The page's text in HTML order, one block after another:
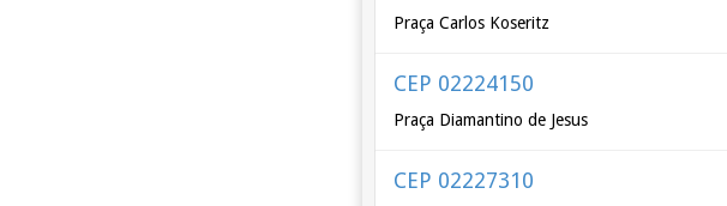
Praça Carlos Koseritz
CEP 02224150
Praça Diamantino de Jesus
CEP 02227310